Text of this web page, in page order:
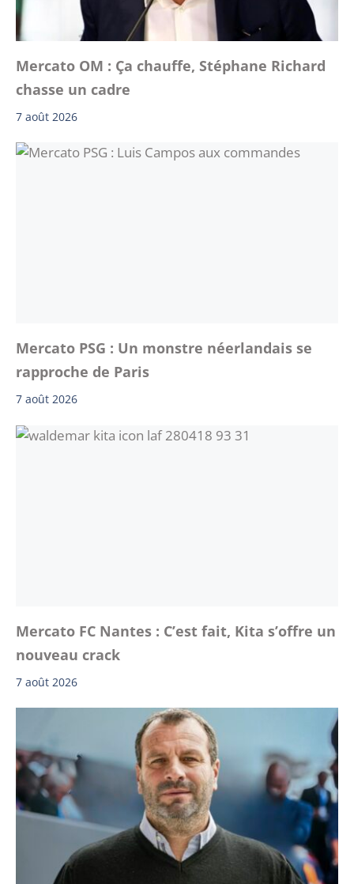
Mercato OM : Ça chauffe, Stéphane Richard
chasse un cadre
7 août 2026
Mercato PSG : Un monstre néerlandais se
rapproche de Paris
7 août 2026
Mercato FC Nantes : C’est fait, Kita s’offre un
nouveau crack
7 août 2026